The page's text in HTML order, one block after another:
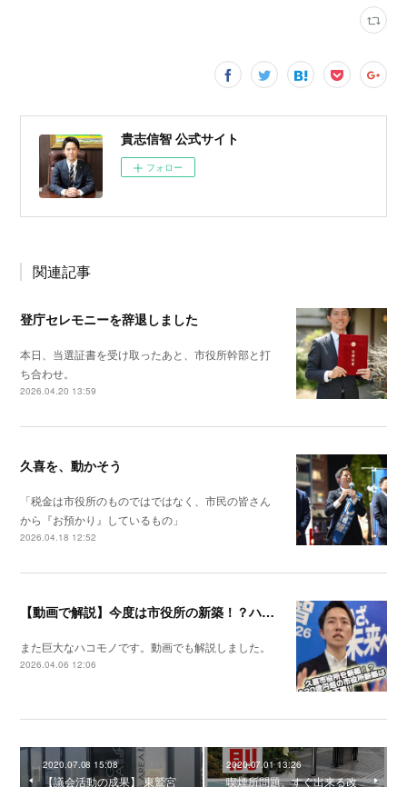
貴志信智 公式サイト
フォロー
関連記事
登庁セレモニーを辞退しました
本日、当選証書を受け取ったあと、市役所幹部と打
ち合わせ。
2026.04.20 13:59
久喜を、動かそう
「税金は市役所のものではではなく、市民の皆さん
から『お預かり』しているもの」
2026.04.18 12:52
【動画で解説】今度は市役所の新築！？ハコモノ偏重からの転換を！
また巨大なハコモノです。動画でも解説しました。
2026.04.06 12:06
2020.07.08 15:08
【議会活動の成果】 東鷲宮
2020.07.01 13:26
喫煙所問題、すぐ出来る改